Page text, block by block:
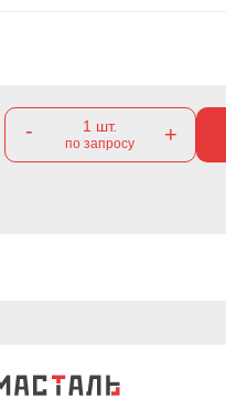
- 1 шт.
по запросу +